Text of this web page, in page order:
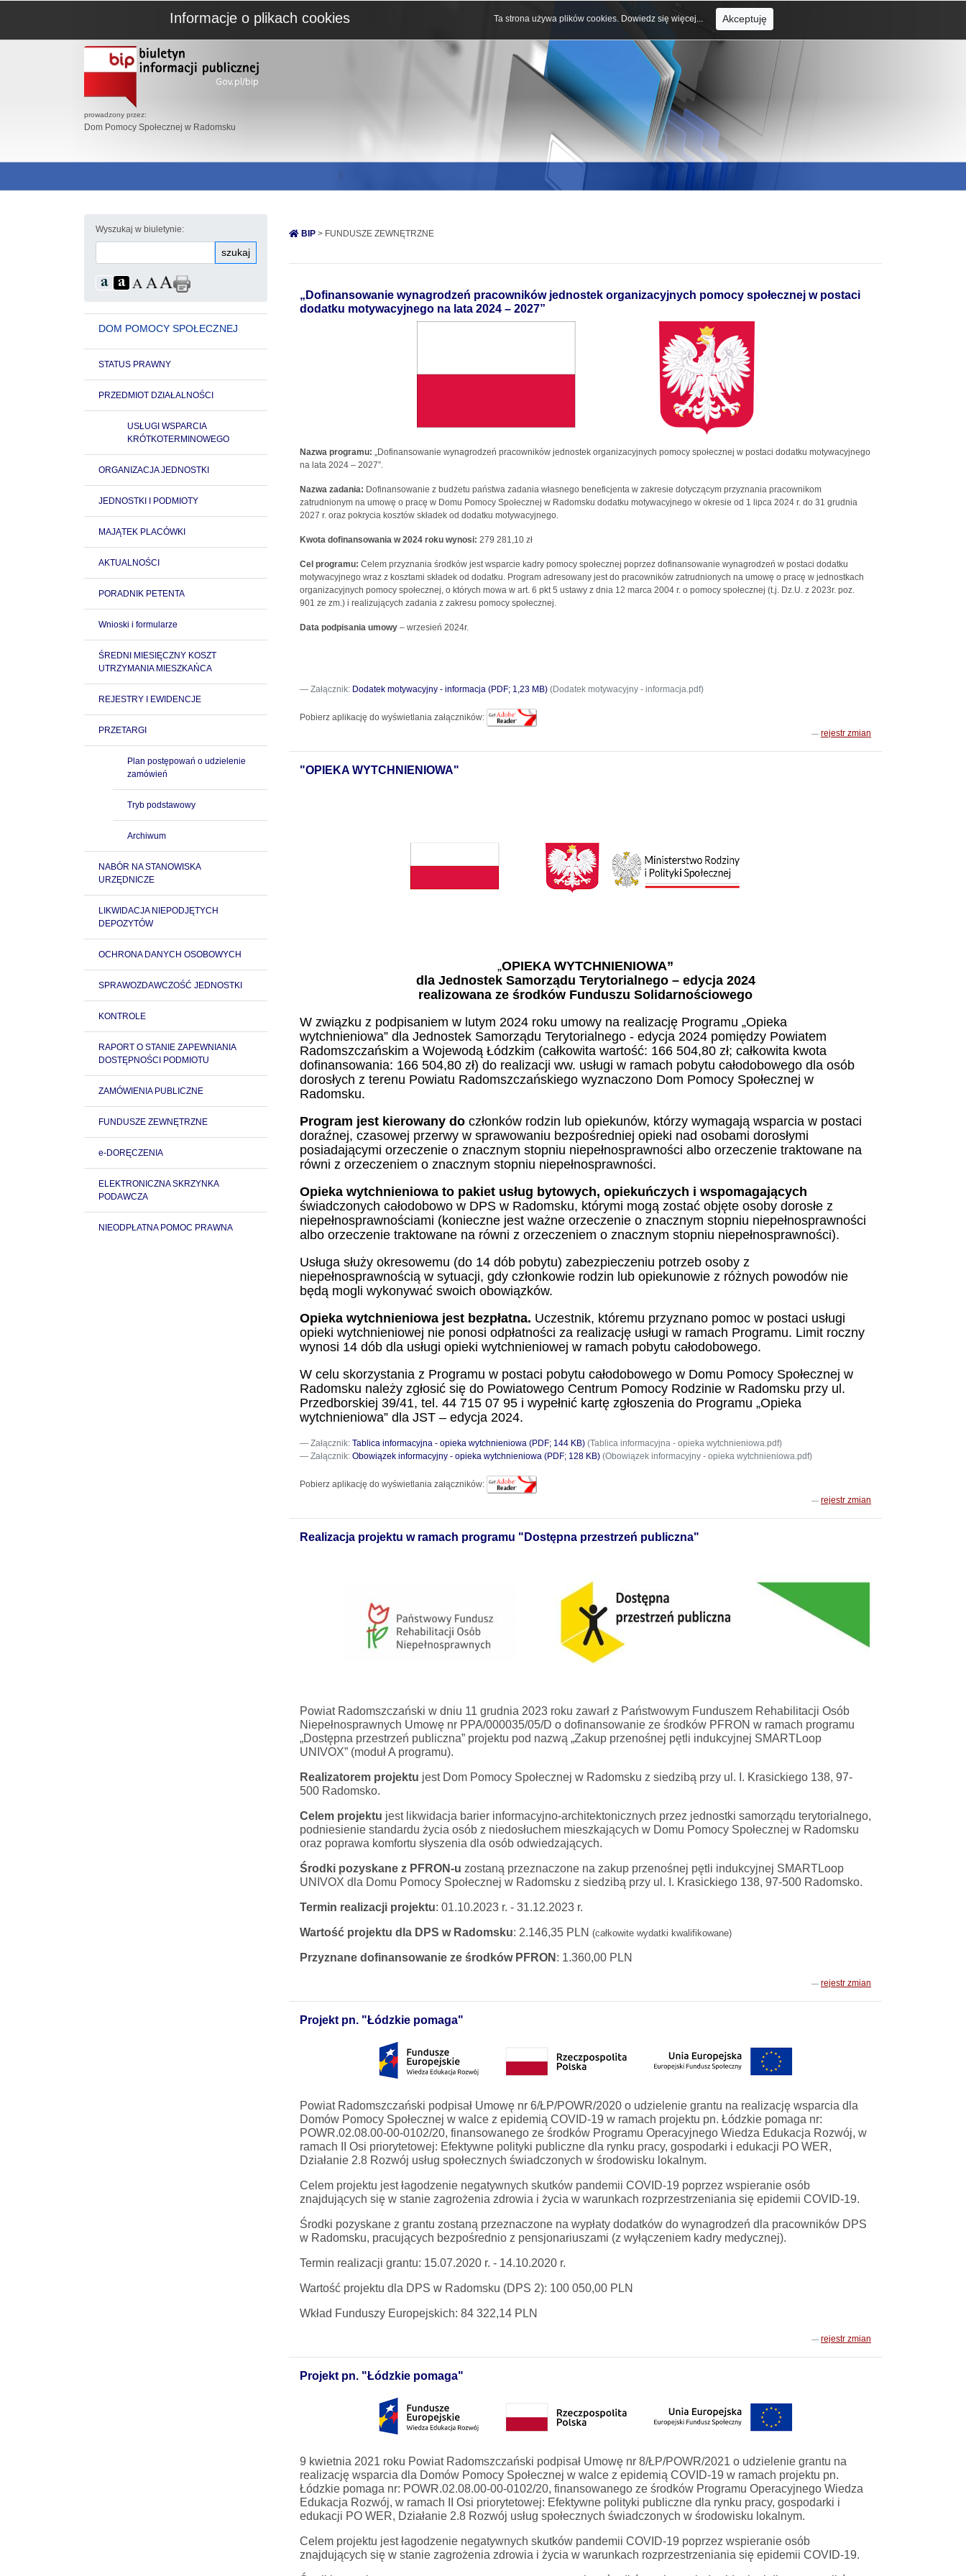
prowadzony przez:
Dom Pomocy Społecznej w Radomsku
Wyszukaj w biuletynie:
szukaj
DOM POMOCY SPOŁECZNEJ
STATUS PRAWNY
PRZEDMIOT DZIAŁALNOŚCI
USŁUGI WSPARCIA
KRÓTKOTERMINOWEGO
ORGANIZACJA JEDNOSTKI
JEDNOSTKI I PODMIOTY
MAJĄTEK PLACÓWKI
AKTUALNOŚCI
PORADNIK PETENTA
Wnioski i formularze
ŚREDNI MIESIĘCZNY KOSZT
UTRZYMANIA MIESZKAŃCA
REJESTRY I EWIDENCJE
PRZETARGI
Plan postępowań o udzielenie
zamówień
Tryb podstawowy
Archiwum
NABÓR NA STANOWISKA
URZĘDNICZE
LIKWIDACJA NIEPODJĘTYCH
DEPOZYTÓW
OCHRONA DANYCH OSOBOWYCH
SPRAWOZDAWCZOŚĆ JEDNOSTKI
KONTROLE
RAPORT O STANIE ZAPEWNIANIA
DOSTĘPNOŚCI PODMIOTU
ZAMÓWIENIA PUBLICZNE
FUNDUSZE ZEWNĘTRZNE
e-DORĘCZENIA
ELEKTRONICZNA SKRZYNKA
PODAWCZA
NIEODPŁATNA POMOC PRAWNA
BIP > FUNDUSZE ZEWNĘTRZNE
„Dofinansowanie wynagrodzeń pracowników jednostek organizacyjnych pomocy społecznej w postaci
dodatku motywacyjnego na lata 2024 – 2027”
Nazwa programu: „Dofinansowanie wynagrodzeń pracowników jednostek organizacyjnych pomocy społecznej w postaci dodatku motywacyjnego
na lata 2024 – 2027”.
Nazwa zadania: Dofinansowanie z budżetu państwa zadania własnego beneficjenta w zakresie dotyczącym przyznania pracownikom
zatrudnionym na umowę o pracę w Domu Pomocy Społecznej w Radomsku dodatku motywacyjnego w okresie od 1 lipca 2024 r. do 31 grudnia
2027 r. oraz pokrycia kosztów składek od dodatku motywacyjnego.
Kwota dofinansowania w 2024 roku wynosi: 279 281,10 zł
Cel programu: Celem przyznania środków jest wsparcie kadry pomocy społecznej poprzez dofinansowanie wynagrodzeń w postaci dodatku
motywacyjnego wraz z kosztami składek od dodatku. Program adresowany jest do pracowników zatrudnionych na umowę o pracę w jednostkach
organizacyjnych pomocy społecznej, o których mowa w art. 6 pkt 5 ustawy z dnia 12 marca 2004 r. o pomocy społecznej (t.j. Dz.U. z 2023r. poz.
901 ze zm.) i realizujących zadania z zakresu pomocy społecznej.
Data podpisania umowy – wrzesień 2024r.
Załącznik: Dodatek motywacyjny - informacja (PDF; 1,23 MB) (Dodatek motywacyjny - informacja.pdf)
Pobierz aplikację do wyświetlania załączników:
rejestr zmian
"OPIEKA WYTCHNIENIOWA"
„OPIEKA WYTCHNIENIOWA”
dla Jednostek Samorządu Terytorialnego – edycja 2024
realizowana ze środków Funduszu Solidarnościowego
W związku z podpisaniem w lutym 2024 roku umowy na realizację Programu „Opieka
wytchnieniowa” dla Jednostek Samorządu Terytorialnego - edycja 2024 pomiędzy Powiatem
Radomszczańskim a Wojewodą Łódzkim (całkowita wartość: 166 504,80 zł; całkowita kwota
dofinansowania: 166 504,80 zł) do realizacji ww. usługi w ramach pobytu całodobowego dla osób
dorosłych z terenu Powiatu Radomszczańskiego wyznaczono Dom Pomocy Społecznej w
Radomsku.
Program jest kierowany do członków rodzin lub opiekunów, którzy wymagają wsparcia w postaci
doraźnej, czasowej przerwy w sprawowaniu bezpośredniej opieki nad osobami dorosłymi
posiadającymi orzeczenie o znacznym stopniu niepełnosprawności albo orzeczenie traktowane na
równi z orzeczeniem o znacznym stopniu niepełnosprawności.
Opieka wytchnieniowa to pakiet usług bytowych, opiekuńczych i wspomagających
świadczonych całodobowo w DPS w Radomsku, którymi mogą zostać objęte osoby dorosłe z
niepełnosprawnościami (konieczne jest ważne orzeczenie o znacznym stopniu niepełnosprawności
albo orzeczenie traktowane na równi z orzeczeniem o znacznym stopniu niepełnosprawności).
Usługa służy okresowemu (do 14 dób pobytu) zabezpieczeniu potrzeb osoby z
niepełnosprawnością w sytuacji, gdy członkowie rodzin lub opiekunowie z różnych powodów nie
będą mogli wykonywać swoich obowiązków.
Opieka wytchnieniowa jest bezpłatna. Uczestnik, któremu przyznano pomoc w postaci usługi
opieki wytchnieniowej nie ponosi odpłatności za realizację usługi w ramach Programu. Limit roczny
wynosi 14 dób dla usługi opieki wytchnieniowej w ramach pobytu całodobowego.
W celu skorzystania z Programu w postaci pobytu całodobowego w Domu Pomocy Społecznej w
Radomsku należy zgłosić się do Powiatowego Centrum Pomocy Rodzinie w Radomsku przy ul.
Przedborskiej 39/41, tel. 44 715 07 95 i wypełnić kartę zgłoszenia do Programu „Opieka
wytchnieniowa” dla JST – edycja 2024.
Załącznik: Tablica informacyjna - opieka wytchnieniowa (PDF; 144 KB) (Tablica informacyjna - opieka wytchnieniowa.pdf)
Załącznik: Obowiązek informacyjny - opieka wytchnieniowa (PDF; 128 KB) (Obowiązek informacyjny - opieka wytchnieniowa.pdf)
Pobierz aplikację do wyświetlania załączników:
rejestr zmian
Realizacja projektu w ramach programu "Dostępna przestrzeń publiczna"
Powiat Radomszczański w dniu 11 grudnia 2023 roku zawarł z Państwowym Funduszem Rehabilitacji Osób
Niepełnosprawnych Umowę nr PPA/000035/05/D o dofinansowanie ze środków PFRON w ramach programu
„Dostępna przestrzeń publiczna” projektu pod nazwą „Zakup przenośnej pętli indukcyjnej SMARTLoop
UNIVOX” (moduł A programu).
Realizatorem projektu jest Dom Pomocy Społecznej w Radomsku z siedzibą przy ul. I. Krasickiego 138, 97-
500 Radomsko.
Celem projektu jest likwidacja barier informacyjno-architektonicznych przez jednostki samorządu terytorialnego,
podniesienie standardu życia osób z niedosłuchem mieszkających w Domu Pomocy Społecznej w Radomsku
oraz poprawa komfortu słyszenia dla osób odwiedzających.
Środki pozyskane z PFRON-u zostaną przeznaczone na zakup przenośnej pętli indukcyjnej SMARTLoop
UNIVOX dla Domu Pomocy Społecznej w Radomsku z siedzibą przy ul. I. Krasickiego 138, 97-500 Radomsko.
Termin realizacji projektu: 01.10.2023 r. - 31.12.2023 r.
Wartość projektu dla DPS w Radomsku: 2.146,35 PLN (całkowite wydatki kwalifikowane)
Przyznane dofinansowanie ze środków PFRON : 1.360,00 PLN
rejestr zmian
Projekt pn. "Łódzkie pomaga"
Powiat Radomszczański podpisał Umowę nr 6/ŁP/POWR/2020 o udzielenie grantu na realizację wsparcia dla
Domów Pomocy Społecznej w walce z epidemią COVID-19 w ramach projektu pn. Łódzkie pomaga nr:
POWR.02.08.00-00-0102/20, finansowanego ze środków Programu Operacyjnego Wiedza Edukacja Rozwój, w
ramach II Osi priorytetowej: Efektywne polityki publiczne dla rynku pracy, gospodarki i edukacji PO WER,
Działanie 2.8 Rozwój usług społecznych świadczonych w środowisku lokalnym.
Celem projektu jest łagodzenie negatywnych skutków pandemii COVID-19 poprzez wspieranie osób
znajdujących się w stanie zagrożenia zdrowia i życia w warunkach rozprzestrzeniania się epidemii COVID-19.
Środki pozyskane z grantu zostaną przeznaczone na wypłaty dodatków do wynagrodzeń dla pracowników DPS
w Radomsku, pracujących bezpośrednio z pensjonariuszami (z wyłączeniem kadry medycznej).
Termin realizacji grantu: 15.07.2020 r. - 14.10.2020 r.
Wartość projektu dla DPS w Radomsku (DPS 2): 100 050,00 PLN
Wkład Funduszy Europejskich: 84 322,14 PLN
rejestr zmian
Projekt pn. "Łódzkie pomaga"
9 kwietnia 2021 roku Powiat Radomszczański podpisał Umowę nr 8/ŁP/POWR/2021 o udzielenie grantu na
realizację wsparcia dla Domów Pomocy Społecznej w walce z epidemią COVID-19 w ramach projektu pn.
Łódzkie pomaga nr: POWR.02.08.00-00-0102/20, finansowanego ze środków Programu Operacyjnego Wiedza
Edukacja Rozwój, w ramach II Osi priorytetowej: Efektywne polityki publiczne dla rynku pracy, gospodarki i
edukacji PO WER, Działanie 2.8 Rozwój usług społecznych świadczonych w środowisku lokalnym.
Celem projektu jest łagodzenie negatywnych skutków pandemii COVID-19 poprzez wspieranie osób
znajdujących się w stanie zagrożenia zdrowia i życia w warunkach rozprzestrzeniania się epidemii COVID-19.
Informacje o plikach cookies Ta strona używa plików cookies. Dowiedz się więcej... Akceptuję